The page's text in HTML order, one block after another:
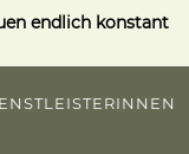
endlich konstant